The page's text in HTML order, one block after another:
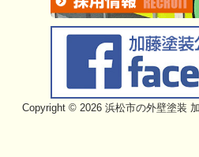
Copyright © 2026 浜松市の外壁塗装